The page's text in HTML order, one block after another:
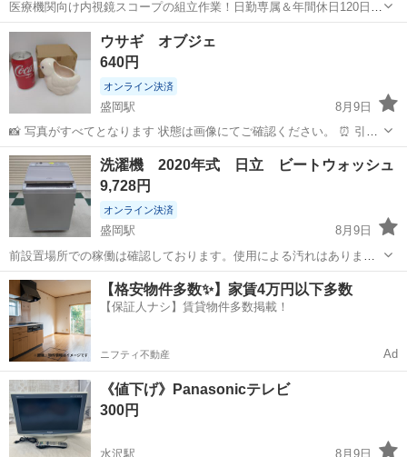
医療機関向け内視鏡スコープの組立作業！日勤専属＆年間休日120日
★◎20代～40代の男女活躍中！送迎あり！マイカー通勤OK◎無料駐車
場あり★日払いあり◎空調完備で快適作業！《福島県会津若松市》 人
気の工場のお仕事 ◇医療機...
福島 会津若松市 会津若松駅
ウサギ オブジェ
640円
オンライン決済
盛岡駅
8月9日
📸 写真がすべてとなります 状態は画像にてご確認ください。 ⏰ 引き
取り期限について ・引き取りは 「決済の翌々日」以降 にお願いしま
す。 （当日・翌日の指定はできません） ・原則として 決済後2週
間...
岩手 盛岡市 盛岡駅 キッチン家電 場所
洗濯機 2020年式 日立 ビートウォッシュ
9,728円
オンライン決済
盛岡駅
8月9日
前設置場所での稼働は確認しております。使用による汚れはありま
す。 清掃等はしておりませんので、現状品として了承いただける方の
み購入お願いします。 参考 https://www.2ndstreet.jp/goods/...
岩手 盛岡市 盛岡駅 生活家電
【格安物件多数✨】家賃4万円以下多数
【保証人ナシ】賃貸物件多数掲載！
ニフティ不動産 Ad
《値下げ》Panasonicテレビ
300円
水沢駅
8月9日